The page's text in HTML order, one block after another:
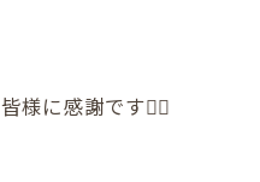
様に感謝です🙇‍♂️